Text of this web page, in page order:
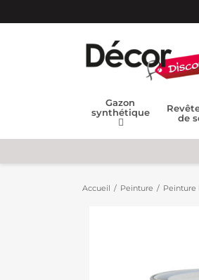
Gazon
synthétique
de
Accueil Peinture Peinture